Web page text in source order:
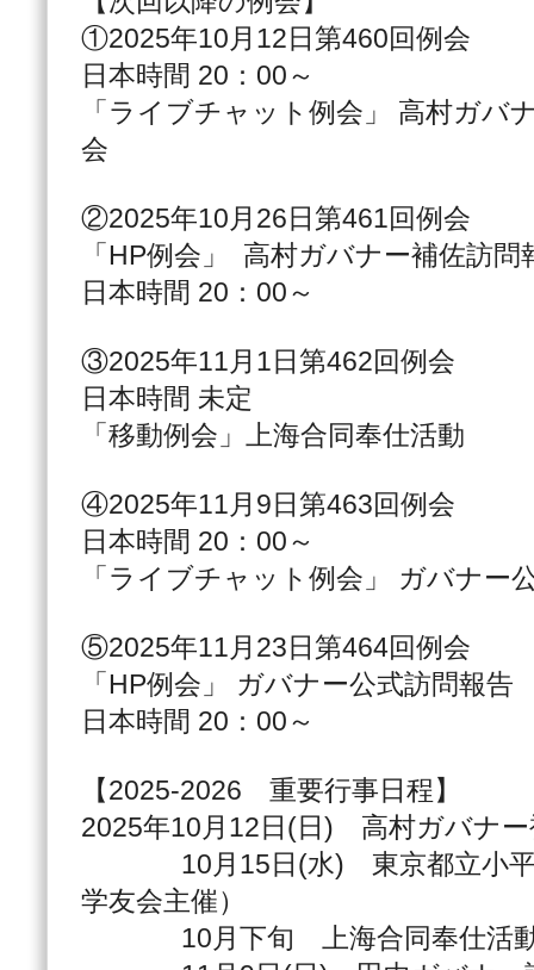
①2025年10月12日第460回例会
日本時間 20：00～
「ライブチャット例会」 高村ガバ
会
②2025年10月26日第461回例会
「HP例会」 高村ガバナー補佐訪
日本時間 20：00～
③2025年11月1日第462回例会
日本時間 未定
「移動例会」上海合同奉仕活動
④2025年11月9日第463回例会
日本時間 20：00～
「ライブチャット例会」 ガバナー
⑤2025年11月23日第464回例会
「HP例会」 ガバナー公式訪問報告
日本時間 20：00～
【2025-2026 重要行事日程】
2025年10月12日(日) 高村ガバナー
10月15日(水) 東京都立小平
学友会主催）
10月下旬 上海合同奉仕活